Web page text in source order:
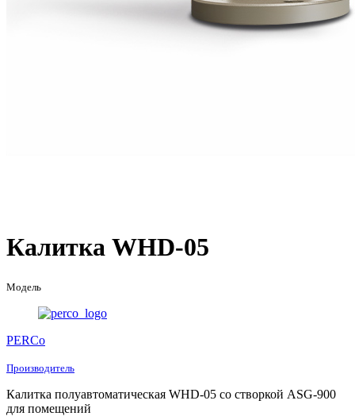
Калитка WHD-05
Модель
PERCo
Производитель
Калитка полуавтоматическая WHD-05 со створкой ASG-900
для помещений